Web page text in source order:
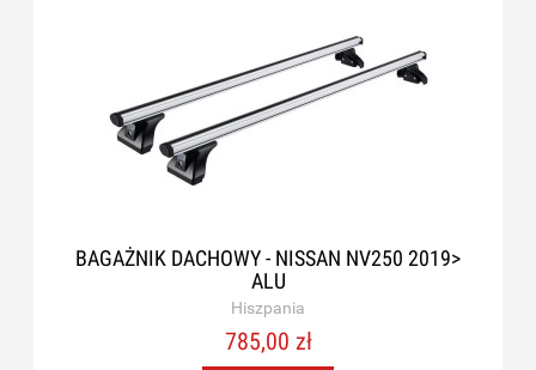
BAGAŻNIK DACHOWY - NISSAN NV250 2019>
ALU
Hiszpania
785,00 zł